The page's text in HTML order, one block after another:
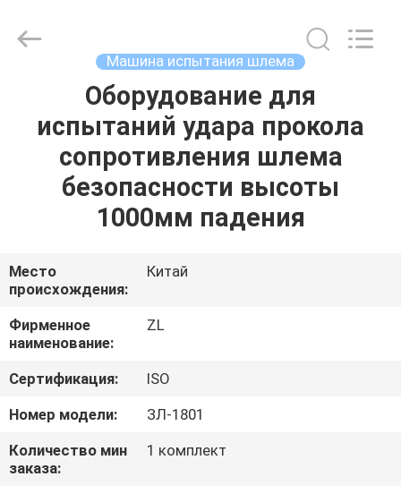
ПРОДУКТЫ
РОЛИКИ
О
НАС
ПУТЕШЕСТВИЕ
ФАБРИКИ
ПРОВЕРКА
КАЧЕСТВА
Technology
Машина испытания шлема
Оборудование для
испытаний удара прокола
сопротивления шлема
безопасности высоты
1000мм падения
Место
происхождения:
Китай
Фирменное
наименование:
ZL
Сертификация:
ISO
Номер модели:
ЗЛ-1801
Количество мин
заказа:
1 комплект